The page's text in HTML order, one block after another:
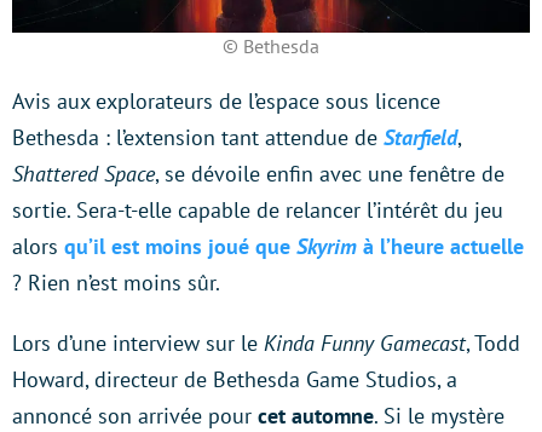
© Bethesda
Avis aux explorateurs de l’espace sous licence
Bethesda : l’extension tant attendue de Starfield,
Shattered Space, se dévoile enfin avec une fenêtre de
sortie. Sera-t-elle capable de relancer l’intérêt du jeu
alors qu’il est moins joué que Skyrim à l’heure actuelle
? Rien n’est moins sûr.
Lors d’une interview sur le Kinda Funny Gamecast, Todd
Howard, directeur de Bethesda Game Studios, a
annoncé son arrivée pour cet automne. Si le mystère